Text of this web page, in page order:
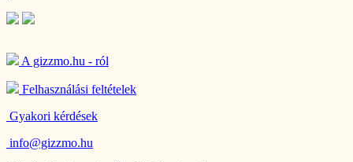
A gizzmo.hu - ról
Felhasználási feltételek
Gyakori kérdések
info@gizzmo.hu